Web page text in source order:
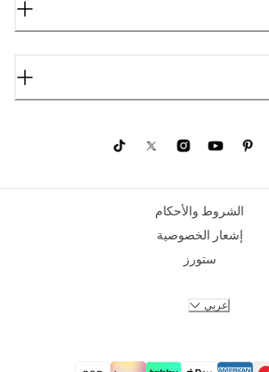
الشروط والأحكام
إشعار الخصوصية
ستورز
عربي